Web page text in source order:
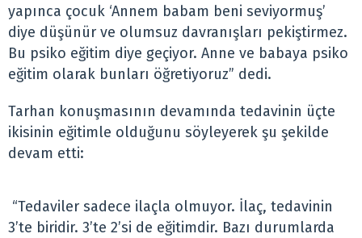
yapınca çocuk ‘Annem babam beni seviyormuş’
diye düşünür ve olumsuz davranışları pekiştirmez.
Bu psiko eğitim diye geçiyor. Anne ve babaya psiko
eğitim olarak bunları öğretiyoruz” dedi.
Tarhan konuşmasının devamında tedavinin üçte
ikisinin eğitimle olduğunu söyleyerek şu şekilde
devam etti:
“Tedaviler sadece ilaçla olmuyor. İlaç, tedavinin
3’te biridir. 3’te 2’si de eğitimdir. Bazı durumlarda